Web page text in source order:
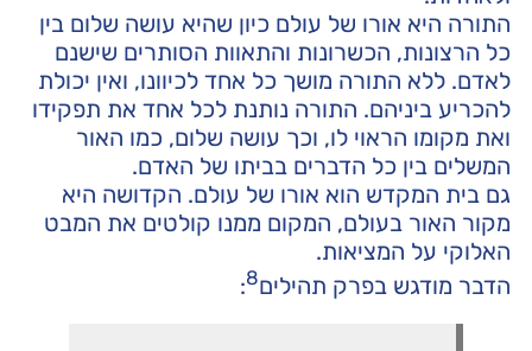
התורה היא אורו של עולם כיון שהיא עושה שלום בין
כל הרצונות, הכשרונות והתאוות הסותרים שישנם
לאדם. ללא התורה מושך כל אחד לכיוונו, ואין יכולת
להכריע ביניהם. התורה נותנת לכל אחד את תפקידו
ואת מקומו הראוי לו, וכך עושה שלום, כמו האור
המשלים בין כל הדברים בביתו של האדם.
גם בית המקדש הוא אורו של עולם. הקדושה היא
מקור האור בעולם, המקום ממנו קולטים את המבט
האלוקי על המציאות.
הדבר מודגש בפרק תהילים8
: